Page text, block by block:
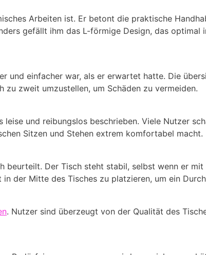
Arbeiten ist. Er betont die praktische
gefällt ihm das L-förmige Design, das optimal
und einfacher war, als er erwartet hatte. Die
zweit umzustellen, um Schäden zu vermeiden.
und reibungslos beschrieben. Viele Nutzer
Sitzen und Stehen extrem komfortabel macht.
Der Tisch steht stabil, selbst wenn er
der Mitte des Tisches zu platzieren, um ein
. Nutzer sind überzeugt von der Qualität des